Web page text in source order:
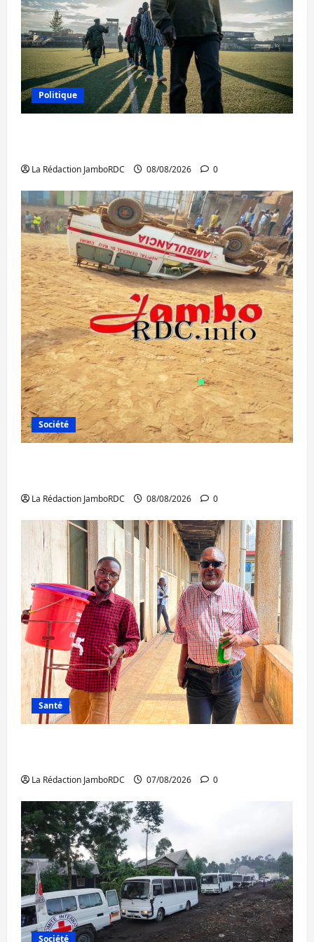
Politique
La Rédaction JamboRDC 08/08/2026 0
Société
La Rédaction JamboRDC 08/08/2026 0
Santé
La Rédaction JamboRDC 07/08/2026 0
Société